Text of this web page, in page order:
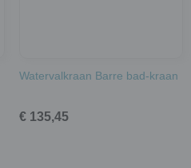
Watervalkraan Barre bad-kraan
€ 135,45